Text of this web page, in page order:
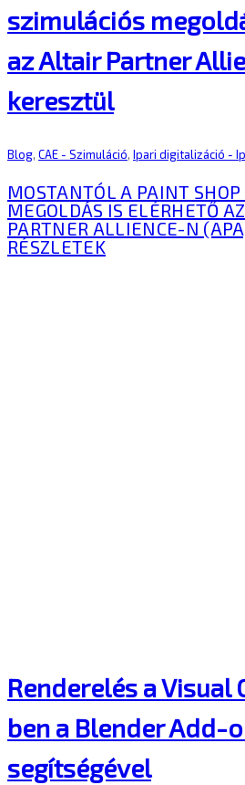
szimulációs
az Altair Partner
keresztül
Blog, CAE - Szimuláció, Ipari digitalizáció -
MOSTANTÓL A PAINT
MEGOLDÁS IS ELÉRHETŐ
PARTNER ALLIENCE-N
RÉSZLETEK
Renderelés a
ben a Blender Add-
segítségével